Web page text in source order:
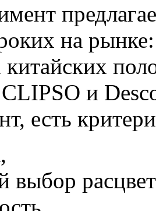
на
китайских
и
есть
выбор